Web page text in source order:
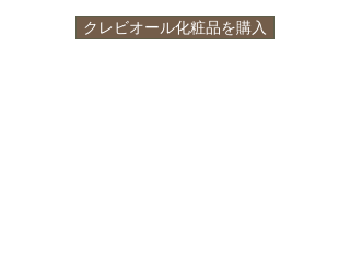
クレビオール化粧品を購入